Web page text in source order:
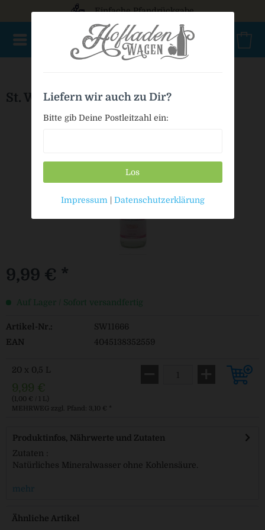
Einfache Pfandrückgabe
St. Wolfgang Mineralwasser Naturell
9,99 € *
Auf Lager / Sofort versandfertig
Artikel-Nr.:
SW11666
EAN
4045138352559
20 x 0,5 L
9,99 €
(1,00 € / 1 L)
MEHRWEG zzgl. Pfand: 3,10 € *
Produktinfos, Nährwerte und Zutaten
Zutaten :
Natürliches Mineralwasser ohne Kohlensäure.
mehr
Ähnliche Artikel
Liefern wir auch zu Dir?
Bitte gib Deine Postleitzahl ein:
Los
Impressum | Datenschutzerklärung